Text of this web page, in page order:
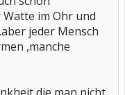
im Ohr und
jeder Mensch
,manche